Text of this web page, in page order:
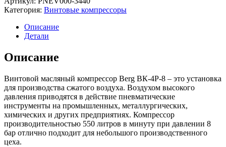
Категория: Винтовые компрессоры
Описание
Детали
Описание
Винтовой масляный компрессор Berg ВК-4Р-8 – это установка
для производства сжатого воздуха. Воздухом высокого
давления приводятся в действие пневматические
инструменты на промышленных, металлургических,
химических и других предприятиях. Компрессор
производительностью 550 литров в минуту при давлении 8
бар отлично подходит для небольшого производственного
цеха.